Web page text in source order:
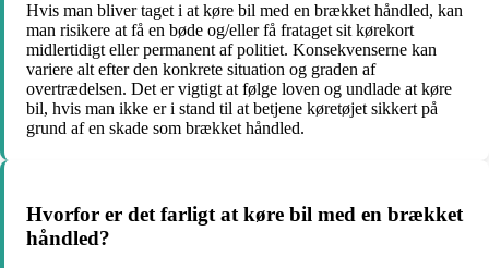
Hvis man bliver taget i at køre bil med en brækket håndled, kan
man risikere at få en bøde og/eller få frataget sit kørekort
midlertidigt eller permanent af politiet. Konsekvenserne kan
variere alt efter den konkrete situation og graden af
overtrædelsen. Det er vigtigt at følge loven og undlade at køre
bil, hvis man ikke er i stand til at betjene køretøjet sikkert på
grund af en skade som brækket håndled.
Hvorfor er det farligt at køre bil med en brækket
håndled?